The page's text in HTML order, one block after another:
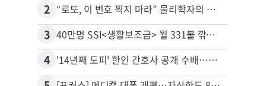
2 “로또, 이 번호 찍지 마라” 물리학자의 당첨금 높이는 비밀
3 40만명 SSI<생활보조금> 월 331불 깎이나
4 '14년째 도피' 한인 간호사 공개 수배…메디케어 사기 유죄